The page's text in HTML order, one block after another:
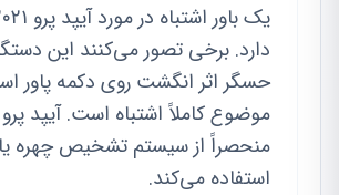
دارد. برخی تصور می‌کنند این
حسگر اثر انگشت روی دکمه پاور
استفاده می‌کند.